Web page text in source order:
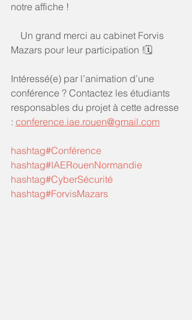
notre affiche !
Mazars pour leur participation !🗓️
Intéressé(e) par l’animation d’une
conférence ? Contactez les étudiants
responsables du projet à cette adresse
: conference.iae.rouen@gmail.com
hashtag#Conférence
hashtag#IAERouenNormandie
hashtag#CyberSécurité
hashtag#ForvisMazars